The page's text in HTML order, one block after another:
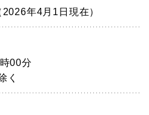
年4月1日現在）
00分
く